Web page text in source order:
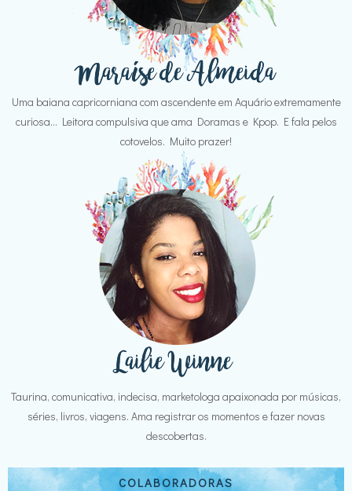
Uma baiana capricorniana com ascendente em Aquário extremamente
curiosa... Leitora compulsiva que ama Doramas e Kpop. E fala pelos
cotovelos. Muito prazer!
Taurina, comunicativa, indecisa, marketologa apaixonada por músicas,
séries, livros, viagens. Ama registrar os momentos e fazer novas
descobertas.
COLABORADORAS